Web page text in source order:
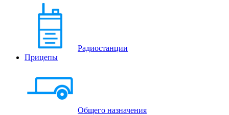
Радиостанции
Прицепы
Общего назначения